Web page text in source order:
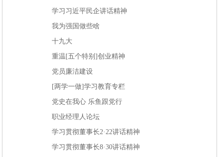
学习习近平民企讲话精神
我为强国做些啥
十九大
重温[五个特别]创业精神
党员廉洁建设
[两学一做]学习教育专栏
党史在我心 乐鱼跟党行
职业经理人论坛
学习贯彻董事长2·22讲话精神
学习贯彻董事长8·30讲话精神